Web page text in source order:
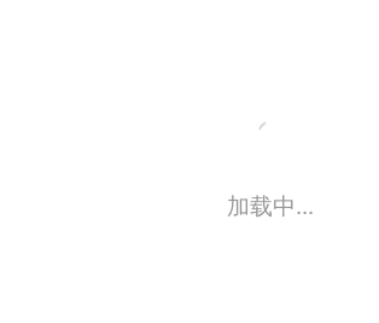
加载中...